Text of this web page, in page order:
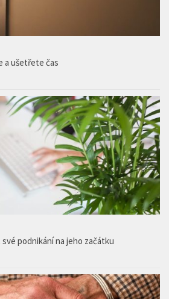
a ušetřete čas
podnikání na jeho začátku